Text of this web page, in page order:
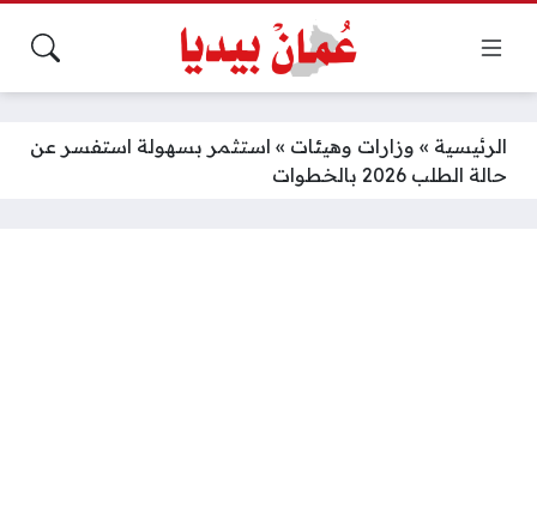
الرئيسية » وزارات وهيئات » استثمر بسهولة استفسر عن
حالة الطلب 2026 بالخطوات